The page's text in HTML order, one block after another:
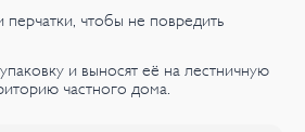
чтобы не повредить
и выносят её на лестничную
частного дома.